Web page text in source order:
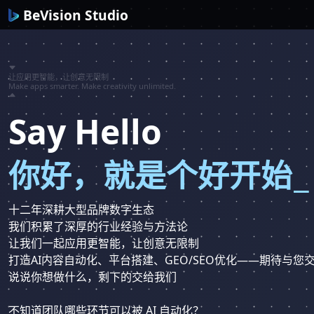
BeVision Studio
让应用更智能，让创意无限制
Make apps smarter. Make creativity unlimited.
Say Hello
你好，就是个好开始
十二年深耕大型品牌数字生态
我们积累了深厚的行业经验与方法论
让我们一起应用更智能，让创意无限制
打造AI内容自动化、平台搭建、GEO/SEO优化——期待与您
说说你想做什么，剩下的交给我们
不知道团队哪些环节可以被 AI 自动化？